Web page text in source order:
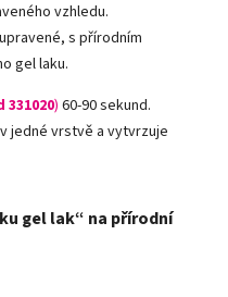
vzhledu.
s přírodním
gel laku.
331020) 60-90 sekund.
jedné vrstvě a vytvrzuje
gel lak“ na přírodní